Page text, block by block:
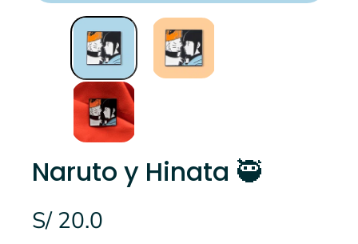
Naruto y Hinata 🥷
S/ 20.0